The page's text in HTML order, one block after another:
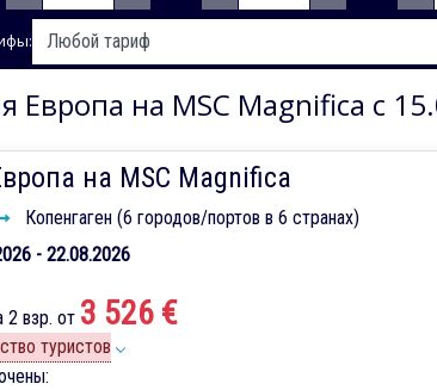
Европа на MSC Magnifica с
на MSC Magnifica
Копенгаген (6 городов/портов в 6 странах)
- 22.08.2026
2 взр. от 3 526 €
туристов